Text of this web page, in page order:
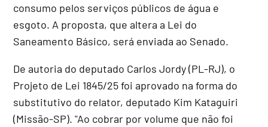
consumo pelos serviços públicos de água e
esgoto. A proposta, que altera a Lei do
Saneamento Básico, será enviada ao Senado.
De autoria do deputado Carlos Jordy (PL-RJ), o
Projeto de Lei 1845/25 foi aprovado na forma do
substitutivo do relator, deputado Kim Kataguiri
(Missão-SP). "Ao cobrar por volume que não foi